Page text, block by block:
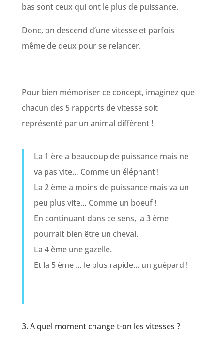
bas sont ceux qui ont le plus de puissance.
Donc, on descend d’une vitesse et parfois
même de deux pour se relancer.
Pour bien mémoriser ce concept, imaginez que
chacun des 5 rapports de vitesse soit
représenté par un animal diffèrent !
La 1 ère a beaucoup de puissance mais ne
va pas vite… Comme un éléphant !
La 2 ème a moins de puissance mais va un
peu plus vite… Comme un boeuf !
En continuant dans ce sens, la 3 ème
pourrait bien être un cheval.
La 4 ème une gazelle.
Et la 5 ème … le plus rapide… un guépard !
3. A quel moment change t-on les vitesses ?